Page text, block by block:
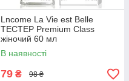
Lncome La Vie est Belle
ТЕСТЕР Premium Class
жіночий 60 мл
В наявності
79 ₴ 98 ₴